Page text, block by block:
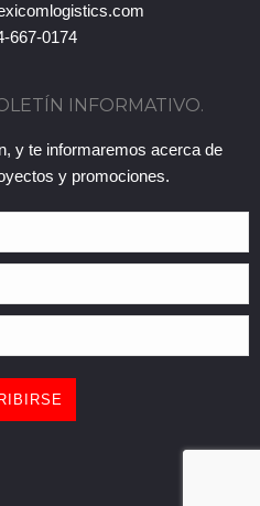
667-0174
INFORMATIVO.
y te informaremos acerca de
y promociones.